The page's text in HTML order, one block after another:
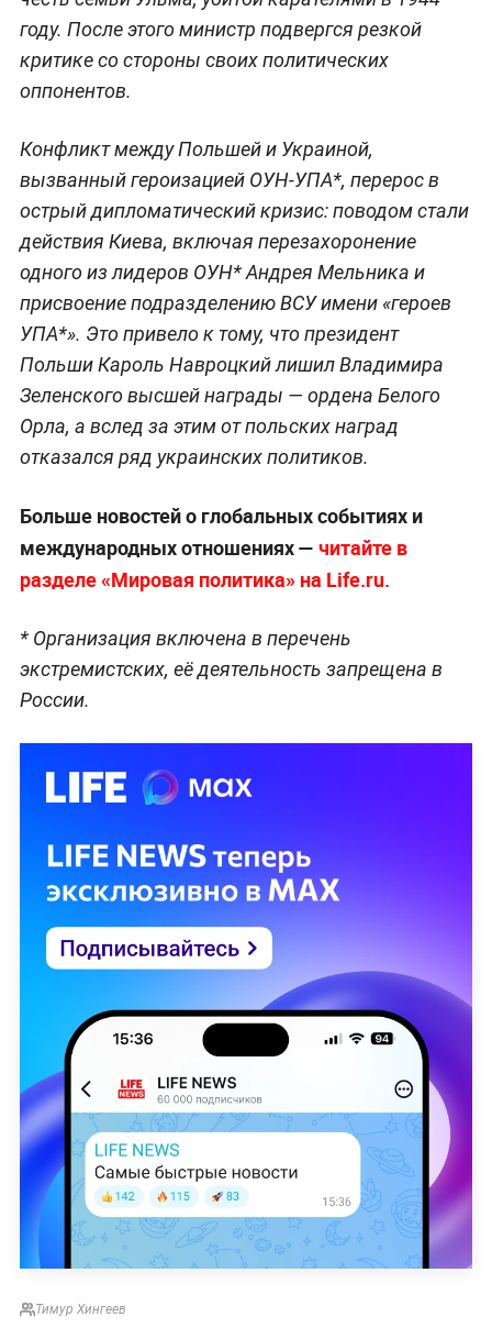
году. После этого министр подвергся резкой
критике со стороны своих политических
оппонентов.
Конфликт между Польшей и Украиной,
вызванный героизацией ОУН-УПА*, перерос в
острый дипломатический кризис: поводом стали
действия Киева, включая перезахоронение
одного из лидеров ОУН* Андрея Мельника и
присвоение подразделению ВСУ имени «героев
УПА*». Это привело к тому, что президент
Польши Кароль Навроцкий лишил Владимира
Зеленского высшей награды — ордена Белого
Орла, а вслед за этим от польских наград
отказался ряд украинских политиков.
Больше новостей о глобальных событиях и
международных отношениях — читайте в
разделе «Мировая политика» на Life.ru.
* Организация включена в перечень
экстремистских, её деятельность запрещена в
России.
Тимур Хингеев